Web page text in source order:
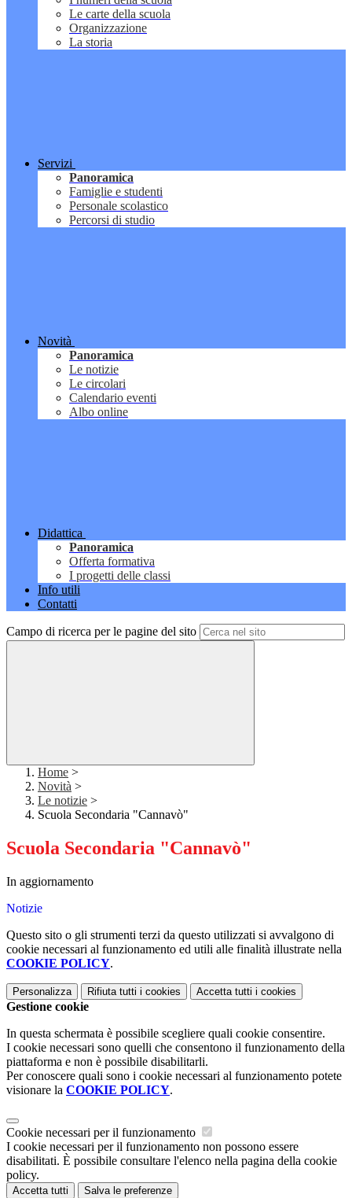
Le carte della scuola
Organizzazione
La storia
Servizi
Panoramica
Famiglie e studenti
Personale scolastico
Percorsi di studio
Novità
Panoramica
Le notizie
Le circolari
Calendario eventi
Albo online
Didattica
Panoramica
Offerta formativa
I progetti delle classi
Info utili
Contatti
Campo di ricerca per le pagine del sito
Home >
Novità >
Le notizie >
Scuola Secondaria "Cannavò"
Scuola Secondaria "Cannavò"
In aggiornamento
Notizie
Questo sito o gli strumenti terzi da questo utilizzati si avvalgono di
cookie necessari al funzionamento ed utili alle finalità illustrate nella
COOKIE POLICY.
Personalizza Rifiuta tutti i cookies Accetta tutti i cookies
Gestione cookie
In questa schermata è possibile scegliere quali cookie consentire.
I cookie necessari sono quelli che consentono il funzionamento della
piattaforma e non è possibile disabilitarli.
Per conoscere quali sono i cookie necessari al funzionamento potete
visionare la COOKIE POLICY.
Cookie necessari per il funzionamento
I cookie necessari per il funzionamento non possono essere
disabilitati. È possibile consultare l'elenco nella pagina della cookie
policy.
Accetta tutti Salva le preferenze